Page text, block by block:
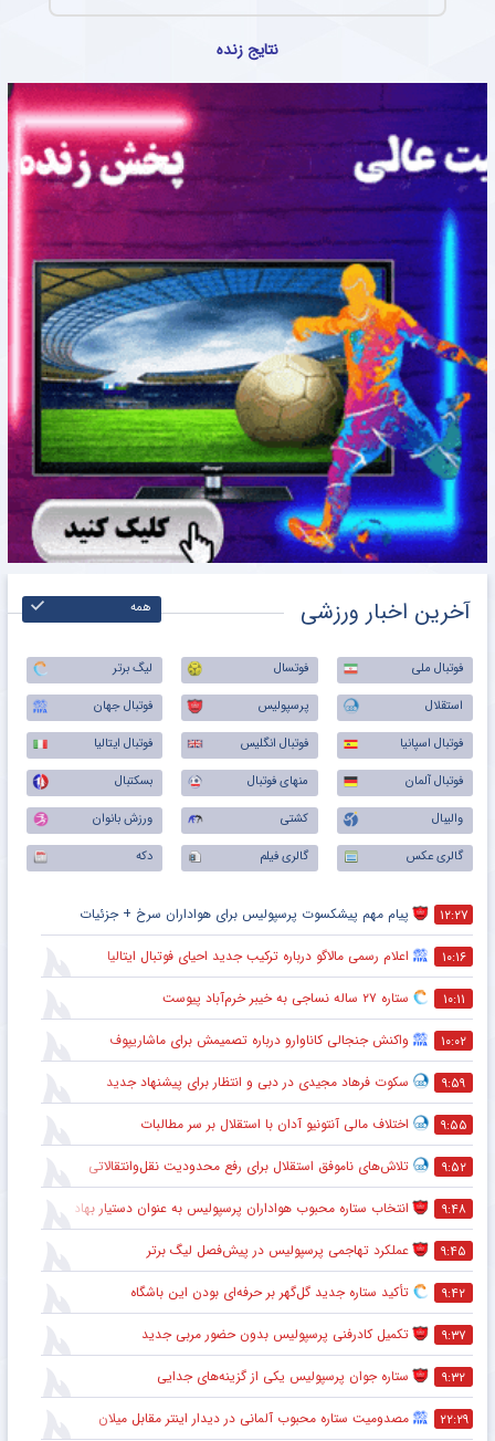
نتایج زنده
آخرین اخبار ورزشی همه
فوتبال ملی فوتسال
لیگ برتر
استقلال
پرسپولیس
فوتبال جهان
فوتبال اسپانیا
فوتبال انگلیس
فوتبال ایتالیا
فوتبال آلمان
منهای فوتبال
بسکتبال
والیبال
کشتی
ورزش بانوان
گالری عکس
گالری فیلم دکه
۱۲:۲۷ پیام مهم پیشکسوت پرسپولیس برای هواداران سرخ + جزئیات
۱۰:۱۶ اعلام رسمی مالاگو درباره ترکیب جدید احیای فوتبال ایتالیا
۱۰:۱۱ ستاره ۲۷ ساله نساجی به خیبر خرم‌آباد پیوست
۱۰:۰۲ واکنش جنجالی کاناوارو درباره تصمیمش برای ماشاریپوف
۹:۵۹ سکوت فرهاد مجیدی در دبی و انتظار برای پیشنهاد جدید
۹:۵۵ اختلاف مالی آنتونیو آدان با استقلال بر سر مطالبات
۹:۵۲ تلاش‌های ناموفق استقلال برای رفع محدودیت نقل‌وانتقالاتی
۹:۴۸ انتخاب ستاره محبوب هواداران پرسپولیس به عنوان دستیار بهادر عبدی
۹:۴۵ عملکرد تهاجمی پرسپولیس در پیش‌فصل لیگ برتر
۹:۴۲ تأکید ستاره جدید گل‌گهر بر حرفه‌ای بودن این باشگاه
۹:۳۷ تکمیل کادرفنی پرسپولیس بدون حضور مربی جدید
۹:۳۲ ستاره جوان پرسپولیس یکی از گزینه‌های جدایی
۲۲:۲۹ مصدومیت ستاره محبوب آلمانی در دیدار اینتر مقابل میلان